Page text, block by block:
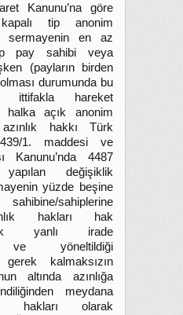
Kanunu’na göre
tip anonim
sermayenin en az
pay sahibi veya
(payların birden
durumunda bu
ittifakla hareket
halka açık anonim
hakkı Türk
1. maddesi ve
Kanunu’nda 4487
değişiklik
yüzde beşine
sahiplerine
hakları hak
yanlı irade
ve yöneltildiği
kalmaksızın
altında azınlığa
meydana
hakları olarak